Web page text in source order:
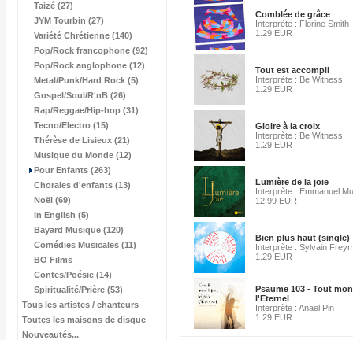
Taizé (27)
JYM Tourbin (27)
Variété Chrétienne (140)
Pop/Rock francophone (92)
Pop/Rock anglophone (12)
Metal/Punk/Hard Rock (5)
Gospel/Soul/R'nB (26)
Rap/Reggae/Hip-hop (31)
Tecno/Electro (15)
Thérèse de Lisieux (21)
Musique du Monde (12)
Pour Enfants (263)
Chorales d'enfants (13)
Noël (69)
In English (5)
Bayard Musique (120)
Comédies Musicales (11)
BO Films
Contes/Poésie (14)
Spiritualité/Prière (53)
Tous les artistes / chanteurs
Toutes les maisons de disque
Nouveautés...
Comblée de grâce
Interprète : Florine Smith
1.29 EUR
Tout est accompli
Interprète : Be Witness
1.29 EUR
Gloire à la croix
Interprète : Be Witness
1.29 EUR
Lumière de la joie
Interprète : Emmanuel
12.99 EUR
Bien plus haut (single)
Interprète : Sylvain
1.29 EUR
Psaume 103 - Tout
l'Eternel
Interprète : Anael Pin
1.29 EUR